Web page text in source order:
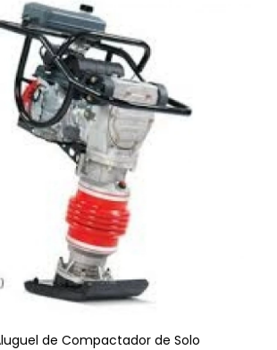
de Compactador de Solo